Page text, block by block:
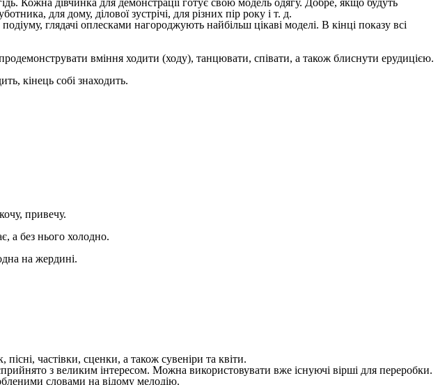
Кожна дівчинка для демонстрації готує свою модель одягу. Добре, якщо будуть
для дому, ділової зустрічі, для різних пір року і т. д.
глядачі оплесками нагороджують найбільш цікаві моделі. В кінці показу всі
вміння ходити (ходу), танцювати, співати, а також блиснути ерудицією.
кінець собі знаходить.
привечу.
а без нього холодно.
на жердині.
частівки, сценки, а також сувеніри та квіти.
з великим інтересом. Можна використовувати вже існуючі вірші для переробки.
словами на відому мелодію.